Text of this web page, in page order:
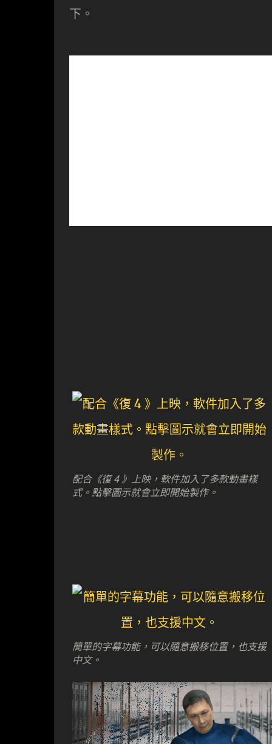
下。
配合《復 4 》上映，軟件加入了多款動畫樣
式。點擊圖示就會立即開始製作。
簡單的字幕功能，可以隨意搬移位置，也支援
中文。